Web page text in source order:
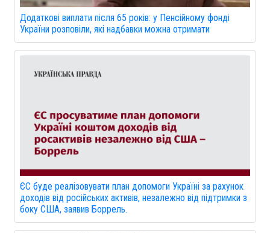
Додаткові виплати після 65 років: у Пенсійному фонді
України розповіли, які надбавки можна отримати
ЄС буде реалізовувати план допомоги Україні за рахунок
доходів від російських активів, незалежно від підтримки з
боку США, заявив Боррель.